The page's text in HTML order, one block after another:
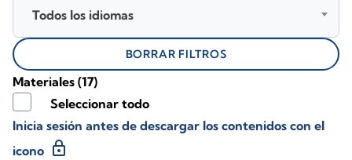
Materiales (17)
Seleccionar todo
Inicia sesión antes de descargar los contenidos con el
icono lock
Todos los idiomas
BORRAR FILTROS